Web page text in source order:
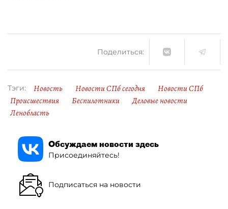
Поделиться:
Тэги: Новость Новости СПб сегодня
Новости СПб
Происшествия
Беспилотники
Деловые новости
Ленобласть
Обсуждаем новости здесь
Присоединяйтесь!
Подписаться на новости